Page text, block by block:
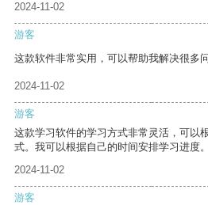
2024-11-02
游客
这款软件非常实用，可以帮助我解决很多问
2024-11-02
游客
这款学习软件的学习方式非常灵活，可以
式。我可以根据自己的时间安排学习进度。
2024-11-02
游客